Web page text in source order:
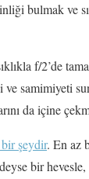
bulmak ve
f/2’de
samimiyeti
da içine
şeydir. En az
bir